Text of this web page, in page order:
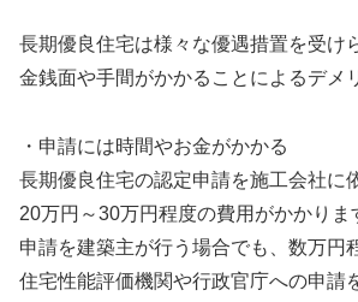
長期優良住宅は様々な優遇措置を受け
金銭面や手間がかかることによるデメ
・申請には時間やお金がかかる
長期優良住宅の認定申請を施工会社に
20万円～30万円程度の費用がかかりま
申請を建築主が行う場合でも、数万円
住宅性能評価機関や行政官庁への申請